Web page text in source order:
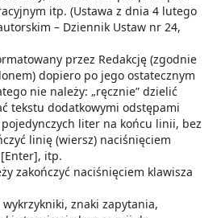
itp. (Ustawa z dnia 4 lutego
– Dziennik Ustaw nr 24,
przez Redakcję (zgodnie
dopiero po jego ostatecznym
nie należy: „ręcznie” dzielić
tekstu dodatkowymi odstępami
pojedynczych liter na końcu linii, bez
linię (wiersz) naciśnięciem
itp.
zakończyć naciśnięciem klawisza
znaki zapytania,